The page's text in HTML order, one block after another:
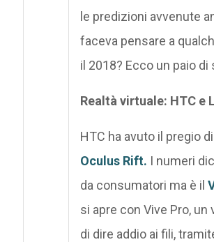
le predizioni avvenute
faceva pensare a
il 2018? Ecco un paio
Realtà virtuale: HTC e
HTC ha avuto il pregio
Oculus Rift. I numeri
da consumatori ma è il
si apre con Vive Pro,
di dire addio ai fili,